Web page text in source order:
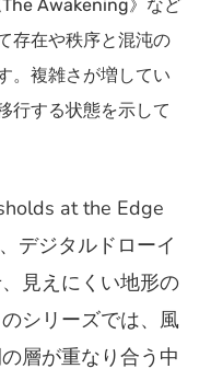
Awakening》など
存在や秩序と混沌の
。複雑さが増してい
行する状態を示して
at the Edge
デジタルドローイ
見えにくい地形の
シリーズでは、風
層が重なり合う中